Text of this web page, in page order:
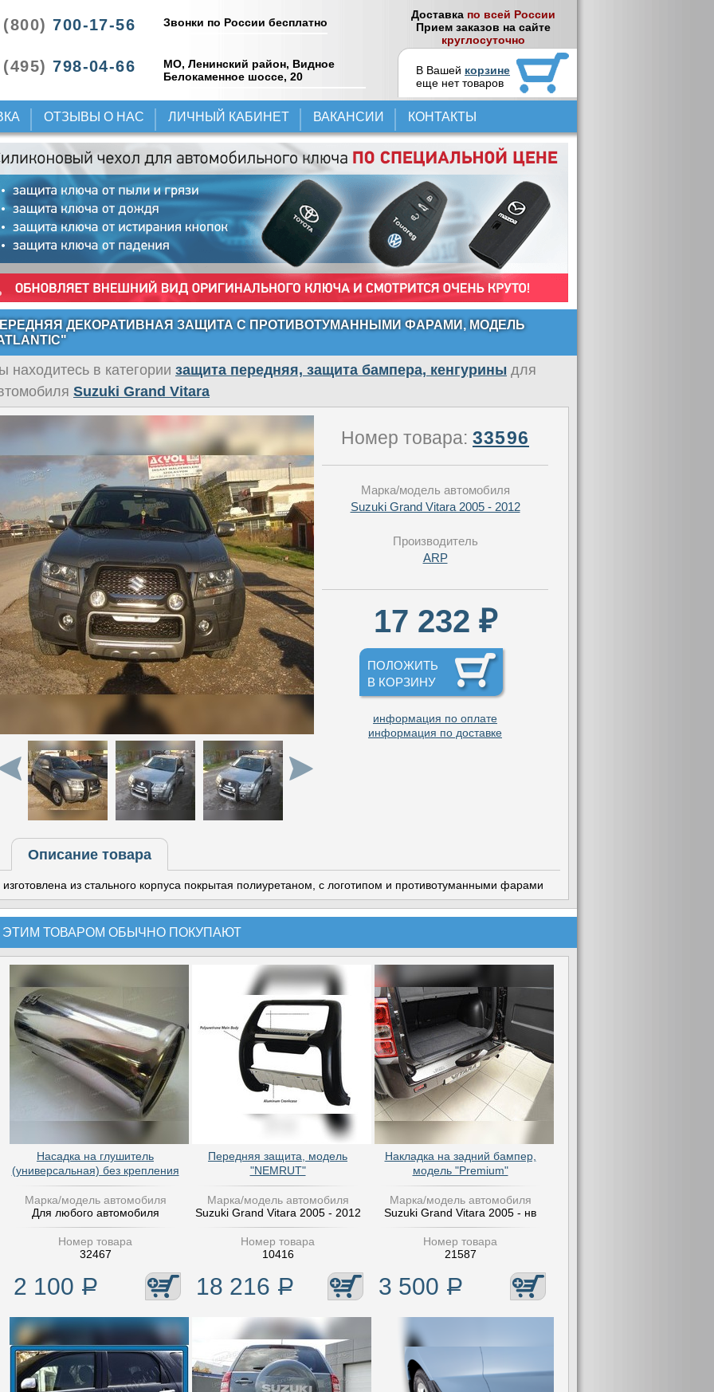
700-17-56
798-04-66
Звонки по России бесплатно
МО, Ленинский район, Видное
Белокаменное шоссе, 20
Доставка по всей России
Прием заказов на сайте
круглосуточно
В Вашей корзине
еще нет товаров
ОТЗЫВЫ О НАС ЛИЧНЫЙ КАБИНЕТ ВАКАНСИИ КОНТАКТЫ
ДЕКОРАТИВНАЯ ЗАЩИТА C ПРОТИВОТУМАННЫМИ ФАРАМИ, МОДЕЛЬ
находитесь в категории защита передняя, защита бампера, кенгурины для
Suzuki Grand Vitara
Номер товара: 33596
Марка/модель автомобиля
Suzuki Grand Vitara 2005 - 2012
Производитель
ARP
17 232 ₽
ПОЛОЖИТЬ
В КОРЗИНУ
информация по оплате
информация по доставке
Описание товара
изготовлена из стального корпуса покрытая полиуретаном, с логотипом и противотуманными фарами
ЭТИМ ТОВАРОМ ОБЫЧНО ПОКУПАЮТ
Насадка на глушитель
(универсальная) без крепления
Марка/модель автомобиля
Для любого автомобиля
Номер товара
32467
2 100 Р
Передняя защита, модель
"NEMRUT"
Марка/модель автомобиля
Suzuki Grand Vitara 2005 - 2012
Номер товара
10416
18 216 Р
Накладка на задний бампер,
модель "Premium"
Марка/модель автомобиля
Suzuki Grand Vitara 2005 - нв
Номер товара
21587
3 500 Р